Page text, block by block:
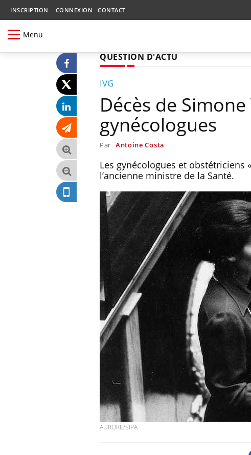
INSCRIPTION CONNEXION CONTACT
Menu
QUESTION D'ACTU
IVG
Décès de
gynécologues
Par Antoine Costa
Les gynécologues et obstétriciens
l’ancienne ministre de la Santé.
AURORE/SIPA